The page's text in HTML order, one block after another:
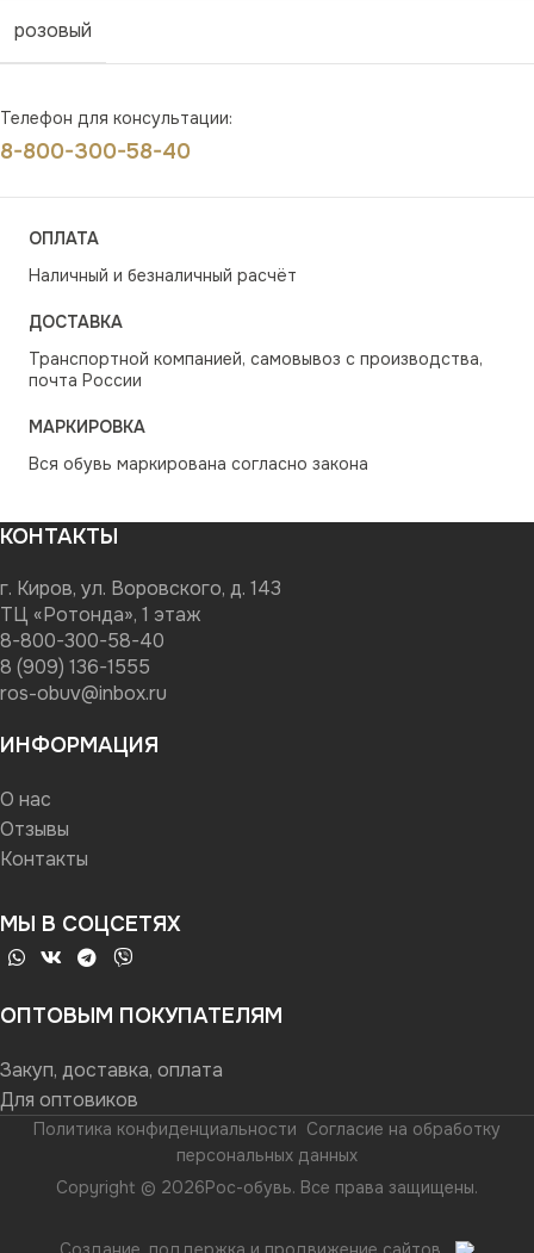
розовый
Телефон для консультации:
8-800-300-58-40
ОПЛАТА
Наличный и безналичный расчёт
ДОСТАВКА
Транспортной компанией, самовывоз с производства,
почта России
МАРКИРОВКА
Вся обувь маркирована согласно закона
КОНТАКТЫ
г. Киров, ул. Воровского, д. 143
ТЦ «Ротонда», 1 этаж
8-800-300-58-40
8 (909) 136-1555
ros-obuv@inbox.ru
ИНФОРМАЦИЯ
О нас
Отзывы
Контакты
МЫ В СОЦСЕТЯХ
ОПТОВЫМ ПОКУПАТЕЛЯМ
Закуп, доставка, оплата
Для оптовиков
Политика конфиденциальности Согласие на обработку
персональных данных
Copyright © 2026Рос-обувь. Все права защищены.